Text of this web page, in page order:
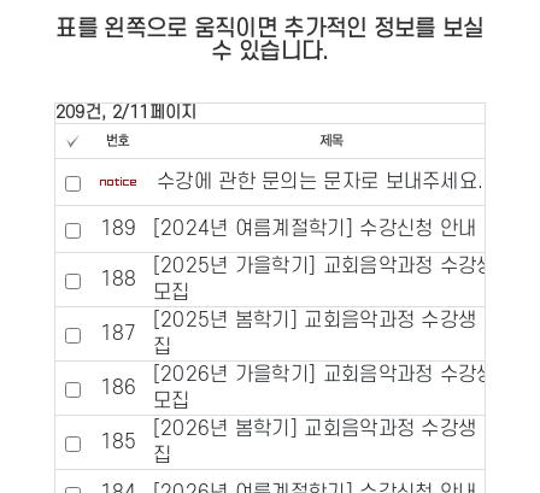
표를 왼쪽으로 움직이면 추가적인 정보를 보실
수 있습니다.
209건, 2/11페이지
수강에 관한 문의는 문자로 보내주세요.
189 [2024년 여름계절학기] 수강신청 안내
188
[2025년 가을학기] 교회음악과정 수강생
모집
187
[2025년 봄학기] 교회음악과정 수강생 모
집
186
[2026년 가을학기] 교회음악과정 수강생
모집
185
[2026년 봄학기] 교회음악과정 수강생 모
집